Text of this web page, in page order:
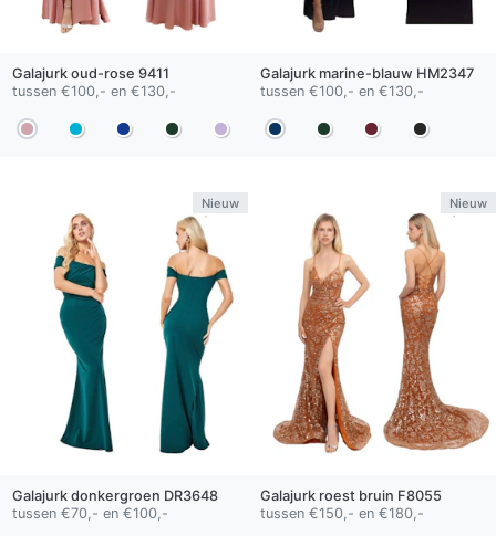
Galajurk oud-rose 9411
tussen €100,- en €130,-
Galajurk marine-blauw HM2347
tussen €100,- en €130,-
Nieuw
Galajurk donkergroen DR3648
tussen €70,- en €100,-
Nieuw
Galajurk roest bruin F8055
tussen €150,- en €180,-